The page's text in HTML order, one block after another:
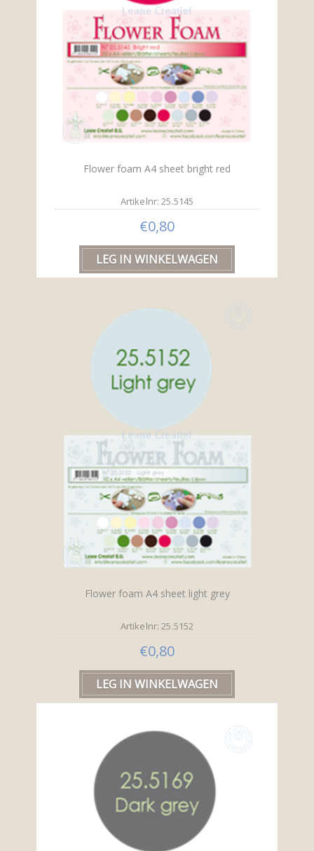
Flower foam A4 sheet bright red
Artikelnr: 25.5145
€0,80
Flower foam A4 sheet light grey
Artikelnr: 25.5152
€0,80